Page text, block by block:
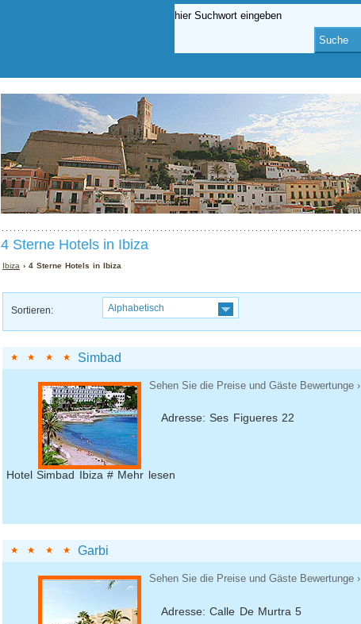
4 Sterne Hotels in Ibiza
Ibiza › 4 Sterne Hotels in Ibiza
Sortieren: Alphabetisch
Simbad
Sehen Sie die Preise und Gäste Bewertunge ›
Adresse: Ses Figueres 22
Hotel Simbad Ibiza # Mehr lesen
Garbi
Sehen Sie die Preise und Gäste Bewertunge ›
Adresse: Calle De Murtra 5
Suche